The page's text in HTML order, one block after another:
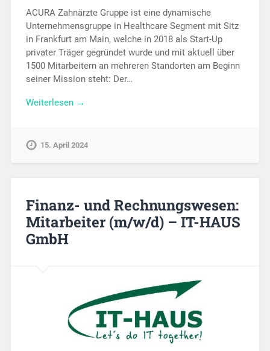
ACURA Zahnärzte Gruppe ist eine dynamische
Unternehmensgruppe in Healthcare Segment mit Sitz
in Frankfurt am Main, welche in 2018 als Start-Up
privater Träger gegründet wurde und mit aktuell über
1500 Mitarbeitern an mehreren Standorten am Beginn
seiner Mission steht: Der…
Weiterlesen →
15. April 2024
Finanz- und Rechnungswesen:
Mitarbeiter (m/w/d) – IT-HAUS
GmbH